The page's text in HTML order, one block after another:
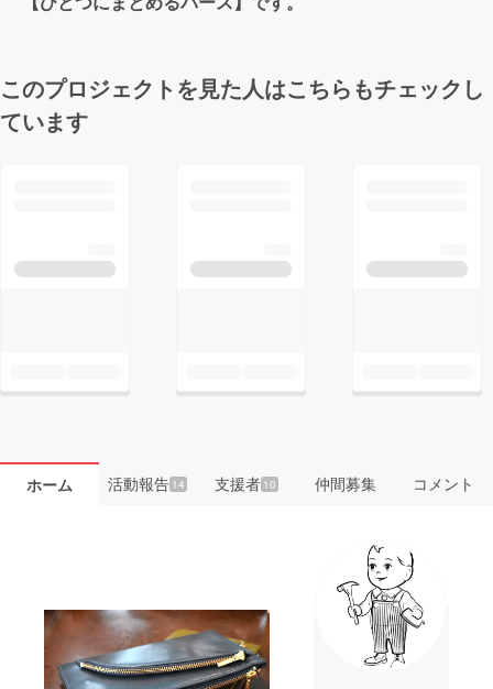
このプロジェクトを見た人はこちらもチェックし
ています
ホーム 活動報告14 支援者 10 仲間募集 コメント